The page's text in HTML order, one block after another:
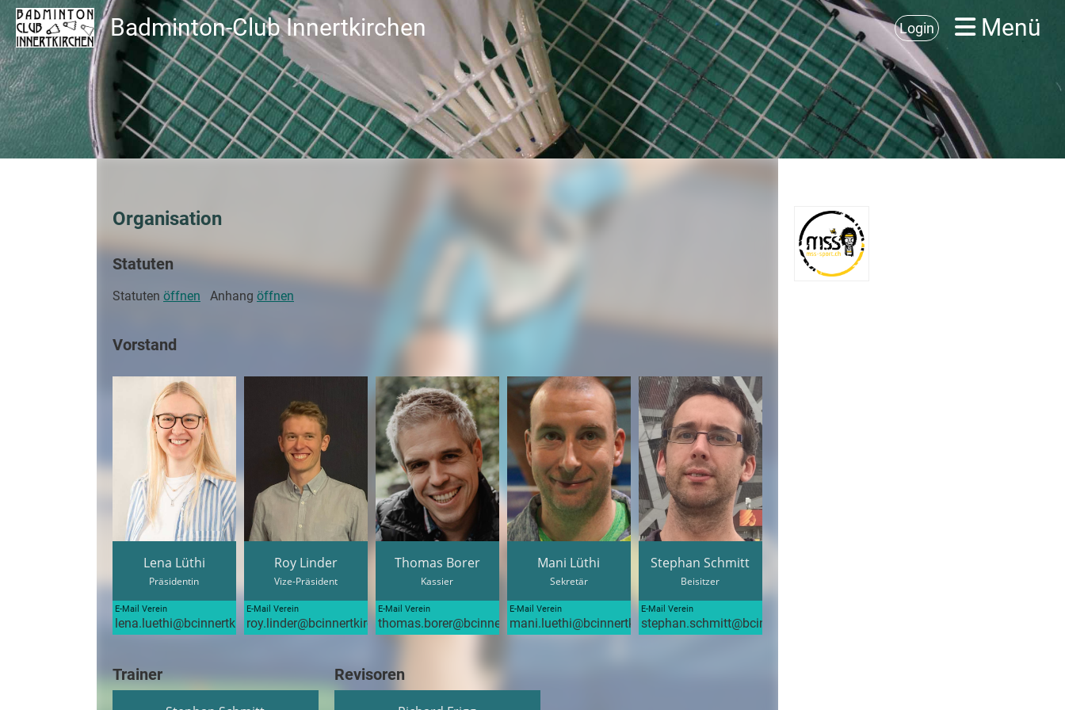
Badminton-Club Innertkirchen Login Menü
Organisation
Statuten
Statuten öffnen Anhang öffnen
Vorstand
Lena Lüthi
Präsidentin
E-Mail Verein
lena.luethi@bcinnertkirchen.ch
Roy Linder
Vize-Präsident
E-Mail Verein
roy.linder@bcinnertkirchen.ch
Thomas Borer
Kassier
E-Mail Verein
thomas.borer@bcinnertkirchen.ch
Mani Lüthi
Sekretär
E-Mail Verein
mani.luethi@bcinnertkirchen.ch
Stephan Schmitt
Beisitzer
E-Mail Verein
stephan.schmitt@bcinnertkirchen.ch
Trainer Revisoren